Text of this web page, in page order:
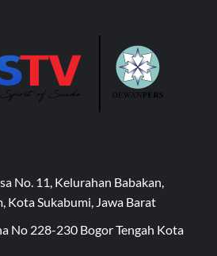
No. 11, Kelurahan Babakan,
Kota Sukabumi, Jawa Barat
No 228-230 Bogor Tengah Kota